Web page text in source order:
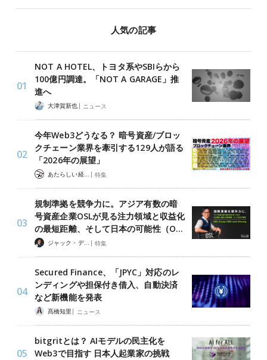
人気の記事
NOT A HOTEL、トヨタ系やSBIらから
100億円調達。「NOT A GARAGE」推
進へ
大津賀新也 | ニュース
今年Web3どうなる？ 暗号資産/ブロッ
クチェーン業界を牽引する129人が語る
「2026年の展望」
あたらしい経済 編集部 | 特集
規制準拠を競争力に。アジア有数の暗
号資産企業OSLが見る注力領域と収益化
の最短距離、そして日本の可能性（O…
ジャック・デロン（Jack Derong） | 特集
Secured Finance、「JPYC」対応のレ
ンディングや担保付き借入、自動決済
など新機能を発表
髙橋知里 | ニュース
bitgritとは？ AIモデルの民主化を
Web3で目指す 日本人起業家の挑戦